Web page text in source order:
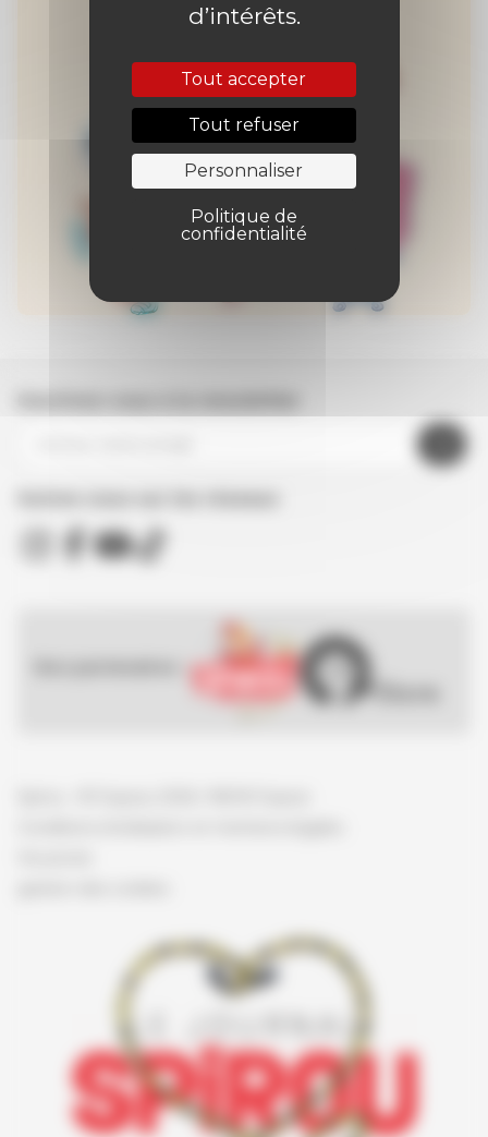
d’intérêts.
Tout accepter
Tout refuser
Personnaliser
Politique de
confidentialité